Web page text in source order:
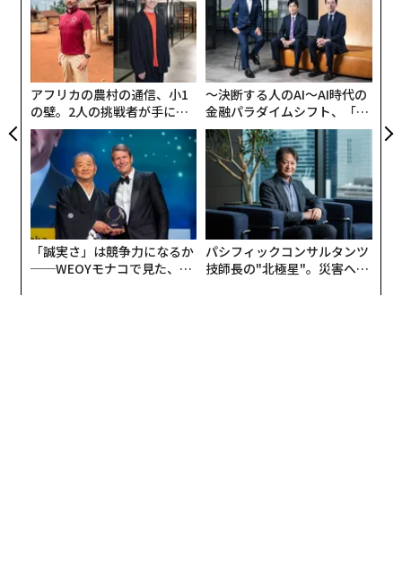
と切って捨てている。
アフリカの農村の通信、小1
の壁。2人の挑戦者が手にし
た「次なる武器」
〜決断する人のAI〜AI時代の
金融パラダイムシフト、「超
個別化」の核心 【MUFG×ウ
ェルスナビ×PwC】
「誠実さ」は競争力になるか
──WEOYモナコで見た、く
パシフィックコンサルタンツ
技師長の"北極星"。災害への